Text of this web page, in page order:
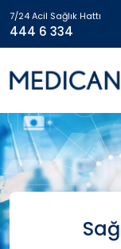
7/24 Acil Sağlık Hattı
444 6 334